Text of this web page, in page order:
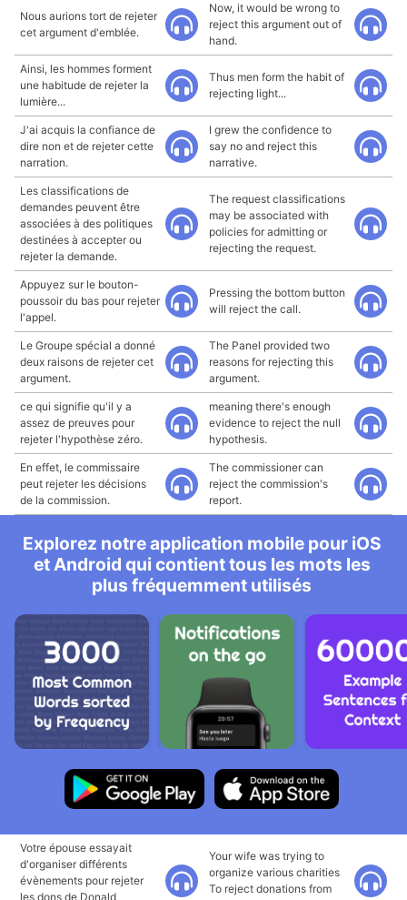
Nous aurions tort de rejeter
cet argument d'emblée.
Now, it would be wrong to
reject this argument out of
hand.
Ainsi, les hommes forment
une habitude de rejeter la
lumière...
Thus men form the habit of
rejecting light...
J'ai acquis la confiance de
dire non et de rejeter cette
narration.
I grew the confidence to
say no and reject this
narrative.
Les classifications de
demandes peuvent être
associées à des politiques
destinées à accepter ou
rejeter la demande.
The request classifications
may be associated with
policies for admitting or
rejecting the request.
Appuyez sur le bouton-
poussoir du bas pour rejeter
l'appel.
Pressing the bottom button
will reject the call.
Le Groupe spécial a donné
deux raisons de rejeter cet
argument.
The Panel provided two
reasons for rejecting this
argument.
ce qui signifie qu'il y a
assez de preuves pour
rejeter l'hypothèse zéro.
meaning there's enough
evidence to reject the null
hypothesis.
En effet, le commissaire
peut rejeter les décisions
de la commission.
The commissioner can
reject the commission's
report.
Explorez notre application mobile pour iOS
et Android qui contient tous les mots les
plus fréquemment utilisés
Votre épouse essayait
d'organiser différents
évènements pour rejeter
les dons de Donald
Your wife was trying to
organize various charities
To reject donations from